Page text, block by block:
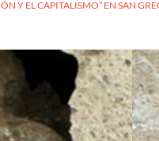
Y EL CAPITALISMO” EN SAN